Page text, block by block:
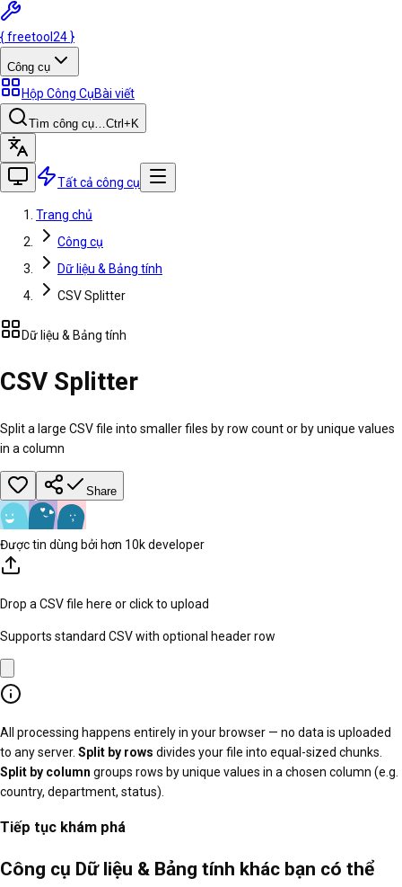
{freetool 24 }
Công cụ
Hộp Công CụBài viết
Tìm công cụ…Ctrl +K
Tất cả công cụ
Trang chủ
Công cụ
Dữ liệu & Bảng tính
CSV Splitter
Dữ liệu & Bảng tính
CSV Splitter
Split a large CSV file into smaller files by row count or by unique values
in a column
Share
Được tin dùng bởi hơn 10k developer
Drop a CSV file here or click to upload
Supports standard CSV with optional header row
All processing happens entirely in your browser — no data is uploaded
to any server. Split by rows divides your file into equal-sized chunks.
Split by column groups rows by unique values in a chosen column (e.g.
country, department, status).
Tiếp tục khám phá
Công cụ Dữ liệu & Bảng tính khác bạn có thể